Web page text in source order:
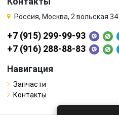
Россия, Москва, 2 вольская
+7 (915) 299-99-93
+7 (916) 288-88-83
Навигация
Запчасти
Контакты